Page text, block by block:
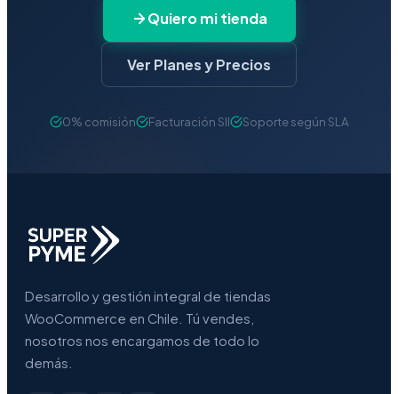
Quiero mi tienda
Ver Planes y Precios
0% comisión Facturación SII Soporte según SLA
Desarrollo y gestión integral de tiendas
WooCommerce en Chile. Tú vendes,
nosotros nos encargamos de todo lo
demás.